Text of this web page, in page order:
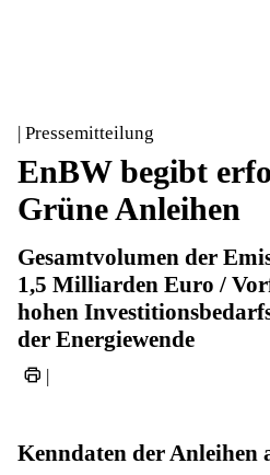
| Pressemitteilung
EnBW begibt
Grüne Anleihen
Gesamtvolumen der
1,5 Milliarden Euro /
hohen
der Energiewende
|
Kenndaten der Anleihen